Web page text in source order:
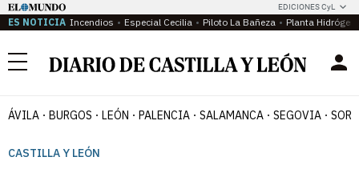
EDICIONES CyL
ES NOTICIA Incendios Especial Cecilia Piloto La Bañeza Planta
Menú
ÁVILA BURGOS LEÓN PALENCIA SALAMANCA SEGOVIA
CASTILLA Y LEÓN